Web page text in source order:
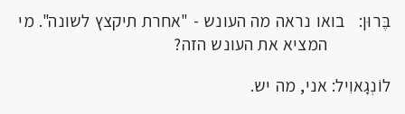
בֶּרוּן: בואו נראה מה העונש - "אחרת תיקצץ לשונה". מי
המציא את העונש הזה?
לוֹנְגָאוִיל: אני, מה יש.